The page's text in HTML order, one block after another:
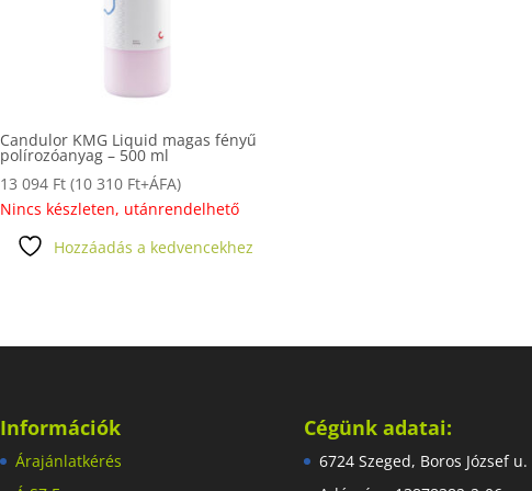
Candulor KMG Liquid magas fényű
polírozóanyag – 500 ml
13 094 Ft (10 310 Ft+ÁFA)
Nincs készleten, utánrendelhető
Hozzáadás a kedvencekhez
Információk
Árajánlatkérés
Cégünk adatai:
6724 Szeged, Boros József u.